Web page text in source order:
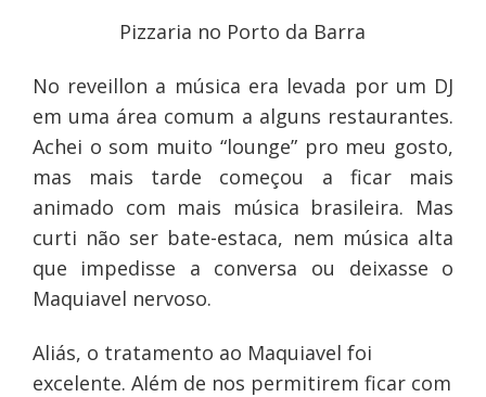
Pizzaria no Porto da Barra
No reveillon a música era levada por um DJ
em uma área comum a alguns restaurantes.
Achei o som muito “lounge” pro meu gosto,
mas mais tarde começou a ficar mais
animado com mais música brasileira. Mas
curti não ser bate-estaca, nem música alta
que impedisse a conversa ou deixasse o
Maquiavel nervoso.
Aliás, o tratamento ao Maquiavel foi
excelente. Além de nos permitirem ficar com